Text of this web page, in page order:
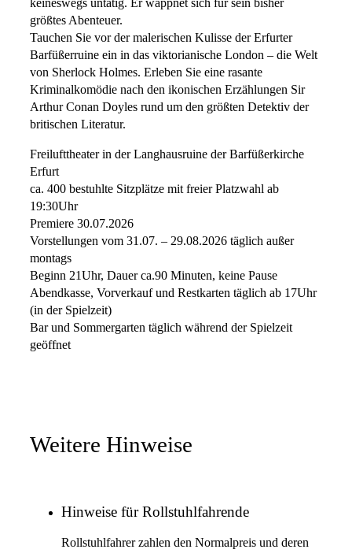
keineswegs untätig. Er wappnet sich für sein bisher
größtes Abenteuer.
Tauchen Sie vor der malerischen Kulisse der Erfurter
Barfüßerruine ein in das viktorianische London – die Welt
von Sherlock Holmes. Erleben Sie eine rasante
Kriminalkomödie nach den ikonischen Erzählungen Sir
Arthur Conan Doyles rund um den größten Detektiv der
britischen Literatur.
Freilufttheater in der Langhausruine der Barfüßerkirche
Erfurt
ca. 400 bestuhlte Sitzplätze mit freier Platzwahl ab
19:30Uhr
Premiere 30.07.2026
Vorstellungen vom 31.07. – 29.08.2026 täglich außer
montags
Beginn 21Uhr, Dauer ca.90 Minuten, keine Pause
Abendkasse, Vorverkauf und Restkarten täglich ab 17Uhr
(in der Spielzeit)
Bar und Sommergarten täglich während der Spielzeit
geöffnet
Weitere Hinweise
Hinweise für Rollstuhlfahrende
Rollstuhlfahrer zahlen den Normalpreis und deren